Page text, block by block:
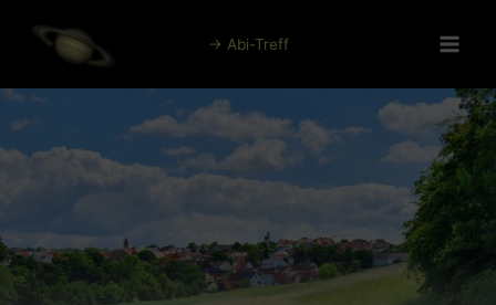
Inhalt
→ Abi-Treff